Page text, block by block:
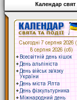
Календар свят